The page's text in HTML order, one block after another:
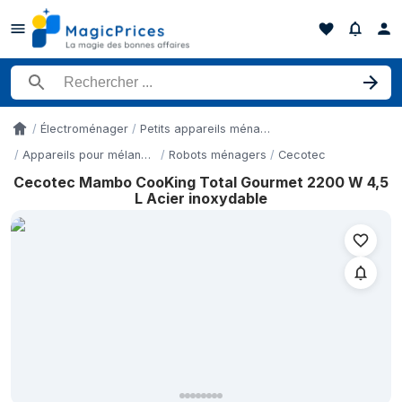
Rechercher un produit
AccueilÉlectroménager
Petits appareils ménagers
Appareils pour mélanger et à mixer
Robots ménagers Cecotec
Cecotec Mambo CooKing Total Gourmet 2200 W 4,5
L Acier inoxydable
Historique des prix de Cecotec Mambo CooKing Total
Date
6 mai 2026